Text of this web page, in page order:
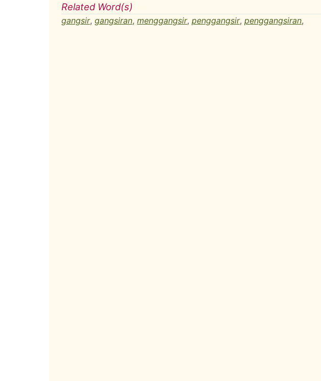
Related Word(s)
gangsir, gangsiran, menggangsir, penggangsir, penggangsiran,